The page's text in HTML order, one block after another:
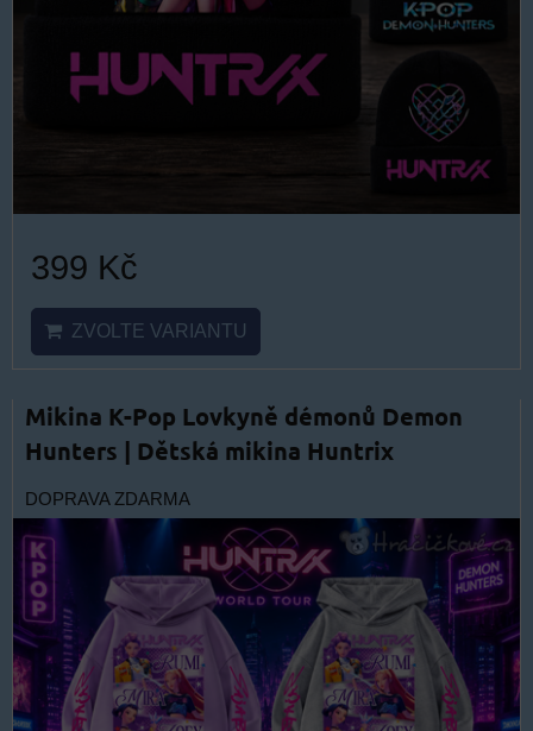
399 Kč
ZVOLTE VARIANTU
Mikina K-Pop Lovkyně démonů Demon
Hunters | Dětská mikina Huntrix
DOPRAVA ZDARMA